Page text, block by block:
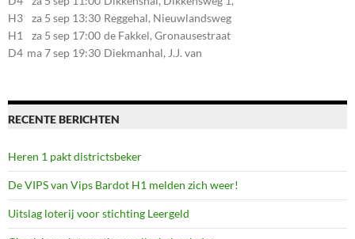
Markelo
7641CC Wierden
H3 za 5 sep 13:30 Reggehal, Nieuwlandsweg
1, 7461VP Rijssen
H1 za 5 sep 17:00 de Fakkel, Gronausestraat
107, 7581CE Losser
D4 ma 7 sep 19:30 Diekmanhal, J.J. van
RECENTE BERICHTEN
Heren 1 pakt districtsbeker
De VIPS van Vips Bardot H1 melden zich weer!
Uitslag loterij voor stichting Leergeld